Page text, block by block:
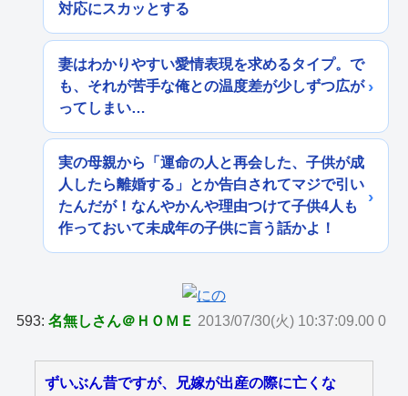
対応にスカッとする
妻はわかりやすい愛情表現を求めるタイプ。で
も、それが苦手な俺との温度差が少しずつ広が
ってしまい…
実の母親から「運命の人と再会した、子供が成
人したら離婚する」とか告白されてマジで引い
たんだが！なんやかんや理由つけて子供4人も
作っておいて未成年の子供に言う話かよ！
593:名無しさん＠ＨＯＭＥ 2013/07/30(火) 10:37:09.00 0
ずいぶん昔ですが、兄嫁が出産の際に亡くな